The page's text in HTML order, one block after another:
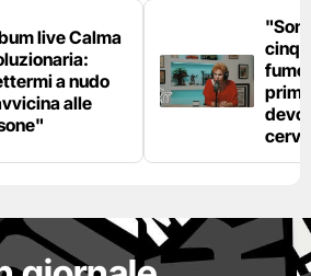
live Calma
a nudo
alle
fumo
devo